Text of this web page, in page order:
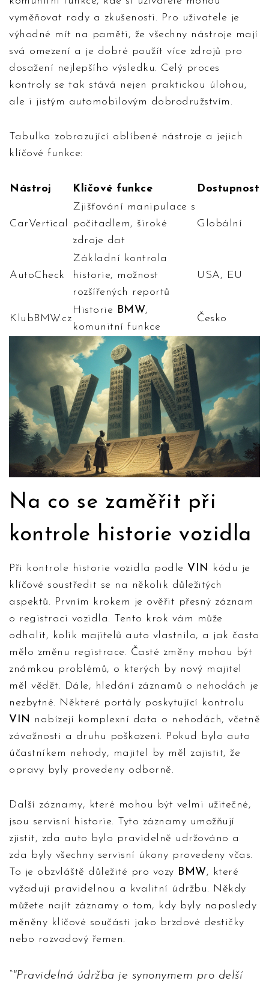
vyměňovat rady a zkušenosti. Pro uživatele je
výhodné mít na paměti, že všechny nástroje mají
svá omezení a je dobré použít více zdrojů pro
dosažení nejlepšího výsledku. Celý proces
kontroly se tak stává nejen praktickou úlohou,
ale i jistým automobilovým dobrodružstvím.
Tabulka zobrazující oblíbené nástroje a jejich
klíčové funkce:
Nástroj Klíčové funkce Dostupnost
CarVertical
Zjišťování manipulace s
počitadlem, široké
zdroje dat
Globální
AutoCheck
Základní kontrola
historie, možnost
rozšířených reportů
USA, EU
KlubBMW.cz
Historie BMW,
komunitní funkce
Česko
Na co se zaměřit při
kontrole historie vozidla
Při kontrole historie vozidla podle VIN kódu je
klíčové soustředit se na několik důležitých
aspektů. Prvním krokem je ověřit přesný záznam
o registraci vozidla. Tento krok vám může
odhalit, kolik majitelů auto vlastnilo, a jak často
mělo změnu registrace. Časté změny mohou být
známkou problémů, o kterých by nový majitel
měl vědět. Dále, hledání záznamů o nehodách je
nezbytné. Některé portály poskytující kontrolu
VIN nabízejí komplexní data o nehodách, včetně
závažnosti a druhu poškození. Pokud bylo auto
účastníkem nehody, majitel by měl zajistit, že
opravy byly provedeny odborně.
Další záznamy, které mohou být velmi užitečné,
jsou servisní historie. Tyto záznamy umožňují
zjistit, zda auto bylo pravidelně udržováno a
zda byly všechny servisní úkony provedeny včas.
To je obzvláště důležité pro vozy BMW, které
vyžadují pravidelnou a kvalitní údržbu. Někdy
můžete najít záznamy o tom, kdy byly naposledy
měněny klíčové součásti jako brzdové destičky
nebo rozvodový řemen.
"Pravidelná údržba je synonymem pro delší